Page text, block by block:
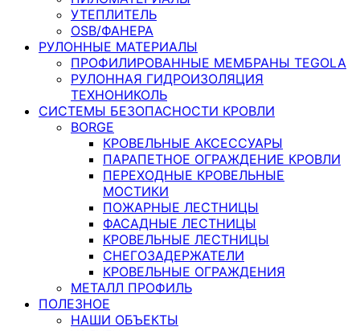
УТЕПЛИТЕЛЬ
OSB/ФАНЕРА
РУЛОННЫЕ МАТЕРИАЛЫ
ПРОФИЛИРОВАННЫЕ МЕМБРАНЫ TEGOLA
РУЛОННАЯ ГИДРОИЗОЛЯЦИЯ
ТЕХНОНИКОЛЬ
СИСТЕМЫ БЕЗОПАСНОСТИ КРОВЛИ
BORGE
КРОВЕЛЬНЫЕ АКСЕССУАРЫ
ПАРАПЕТНОЕ ОГРАЖДЕНИЕ КРОВЛИ
ПЕРЕХОДНЫЕ КРОВЕЛЬНЫЕ
МОСТИКИ
ПОЖАРНЫЕ ЛЕСТНИЦЫ
ФАСАДНЫЕ ЛЕСТНИЦЫ
КРОВЕЛЬНЫЕ ЛЕСТНИЦЫ
СНЕГОЗАДЕРЖАТЕЛИ
КРОВЕЛЬНЫЕ ОГРАЖДЕНИЯ
МЕТАЛЛ ПРОФИЛЬ
ПОЛЕЗНОЕ
НАШИ ОБЪЕКТЫ